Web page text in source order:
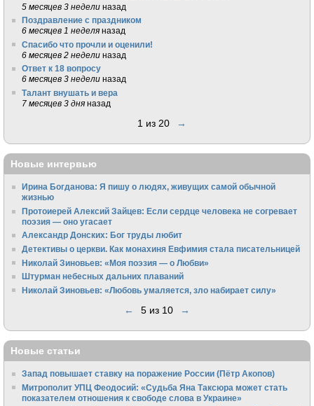
5 месяцев 3 недели назад
Поздравление с праздником
6 месяцев 1 неделя назад
Спасибо что прочли и оценили!
6 месяцев 2 недели назад
Ответ к 18 вопросу
6 месяцев 3 недели назад
Талант внушать и вера
7 месяцев 3 дня назад
1 из 20 →
Новые интервью
Ирина Богданова: Я пишу о людях, живущих самой обычной
жизнью
Протоиерей Алексий Зайцев: Если сердце человека не согревает
поэзия — оно угасает
Александр Донских: Бог труды любит
Детективы о церкви. Как монахиня Евфимия стала писательницей
Николай Зиновьев: «Моя поэзия — о Любви»
Штурман небесных дальних плаваний
Николай Зиновьев: «Любовь умаляется, зло набирает силу»
← 5 из 10 →
Новые статьи
Запад повышает ставку на поражение России (Пётр Акопов)
Митрополит УПЦ Феодосий: «Судьба Яна Таксюра может стать
показателем отношения к свободе слова в Украине»